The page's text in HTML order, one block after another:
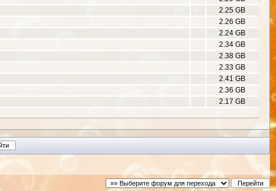
2.25 GB
2.26 GB
2.24 GB
2.34 GB
2.38 GB
2.33 GB
2.41 GB
2.36 GB
2.17 GB